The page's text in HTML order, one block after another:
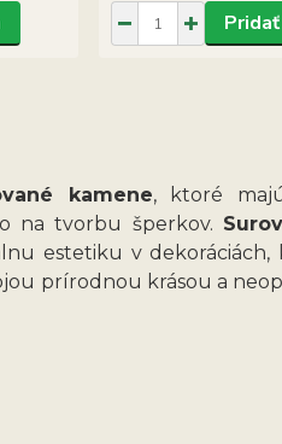
kamene, ktoré
na tvorbu šperkov.
estetiku v
prírodnou krásou a